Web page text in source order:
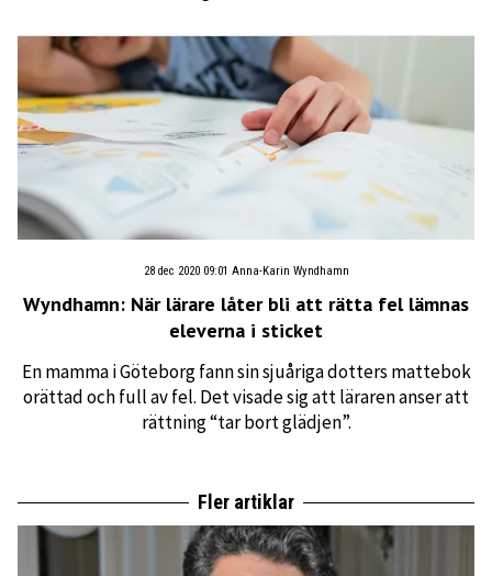
28 dec 2020 09:01 Anna-Karin Wyndhamn
Wyndhamn: När lärare låter bli att rätta fel lämnas
eleverna i sticket
En mamma i Göteborg fann sin sjuåriga dotters mattebok
orättad och full av fel. Det visade sig att läraren anser att
rättning “tar bort glädjen”.
Fler artiklar